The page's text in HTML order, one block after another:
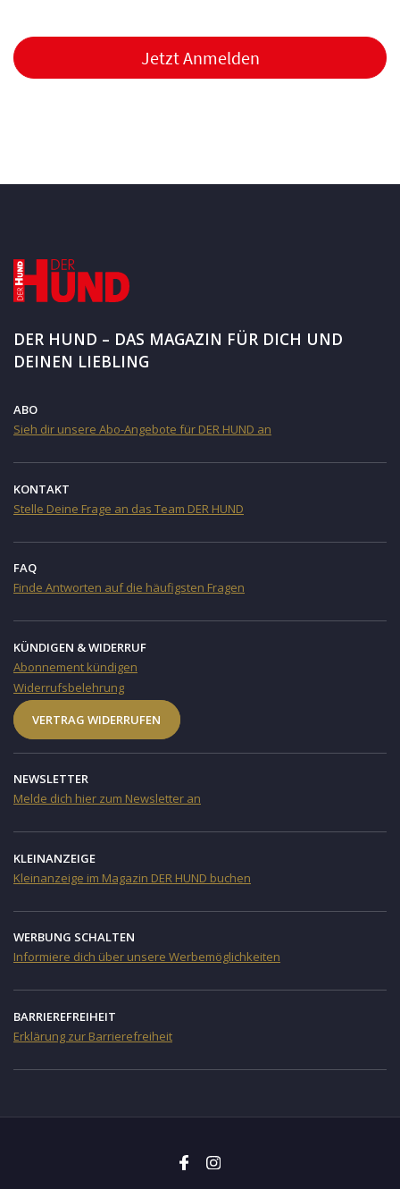
Jetzt Anmelden
DER HUND – DAS MAGAZIN FÜR DICH UND
DEINEN LIEBLING
ABO
Sieh dir unsere Abo-Angebote für DER HUND an
KONTAKT
Stelle Deine Frage an das Team DER HUND
FAQ
Finde Antworten auf die häufigsten Fragen
KÜNDIGEN & WIDERRUF
Abonnement kündigen
Widerrufsbelehrung
VERTRAG WIDERRUFEN
NEWSLETTER
Melde dich hier zum Newsletter an
KLEINANZEIGE
Kleinanzeige im Magazin DER HUND buchen
WERBUNG SCHALTEN
Informiere dich über unsere Werbemöglichkeiten
BARRIEREFREIHEIT
Erklärung zur Barrierefreiheit